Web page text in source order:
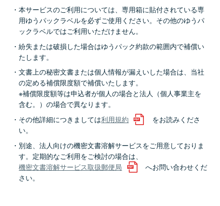
本サービスのご利用については、専用箱に貼付されている専
用ゆうパックラベルを必ずご使用ください。その他のゆうパ
ックラベルではご利用いただけません。
紛失または破損した場合はゆうパック約款の範囲内で補償い
たします。
文書上の秘密文書または個人情報が漏えいした場合は、当社
の定める補償限度額で補償いたします。
※補償限度額等は申込者が個人の場合と法人（個人事業主を
含む。）の場合で異なります。
その他詳細につきましては利用規約
をお読みくださ
い。
別途、法人向けの機密文書溶解サービスをご用意しておりま
す。定期的なご利用をご検討の場合は、
機密文書溶解サービス取扱郵便局
へお問い合わせくだ
さい。